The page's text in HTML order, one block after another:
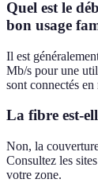
Quel est le
bon usage
Il est
Mb/s pour une
sont connectés en
La fibre est-
Non, la
Consultez les
votre zone.